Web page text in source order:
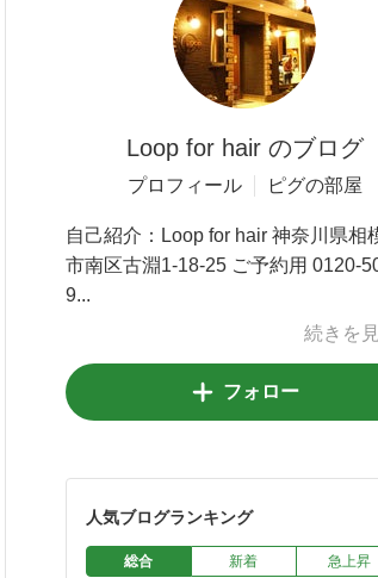
Loop for hair のブログ
プロフィール ピグの部屋
自己紹介： Loop for hair 神奈川県相
市南区古淵1-18-25 ご予約用 0120-
9...
続きを
フォロー
人気ブログランキング
総合 新着 急上昇